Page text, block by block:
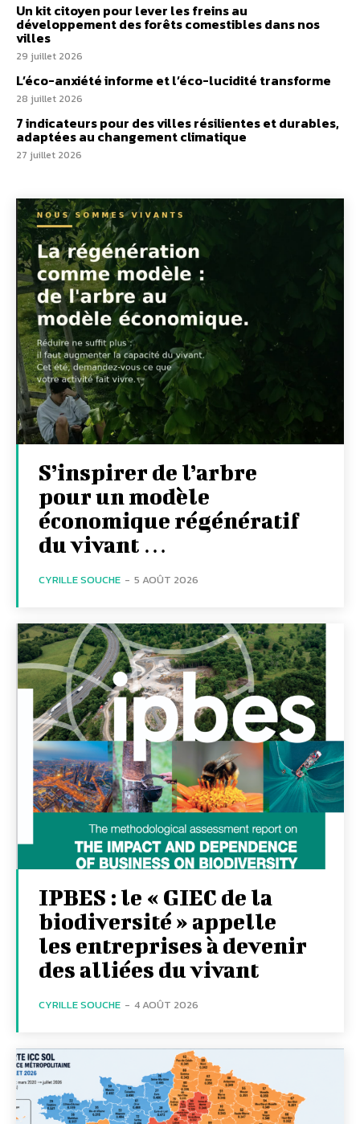
Un kit citoyen pour lever les freins au
développement des forêts comestibles dans nos
villes
29 juillet 2026
L’éco-anxiété informe et l’éco-lucidité transforme
28 juillet 2026
7 indicateurs pour des villes résilientes et durables,
adaptées au changement climatique
27 juillet 2026
S’inspirer de l’arbre
pour un modèle
économique régénératif
du vivant …
CYRILLE SOUCHE - 5 AOÛT 2026
IPBES : le « GIEC de la
biodiversité » appelle
les entreprises à devenir
des alliées du vivant
CYRILLE SOUCHE - 4 AOÛT 2026